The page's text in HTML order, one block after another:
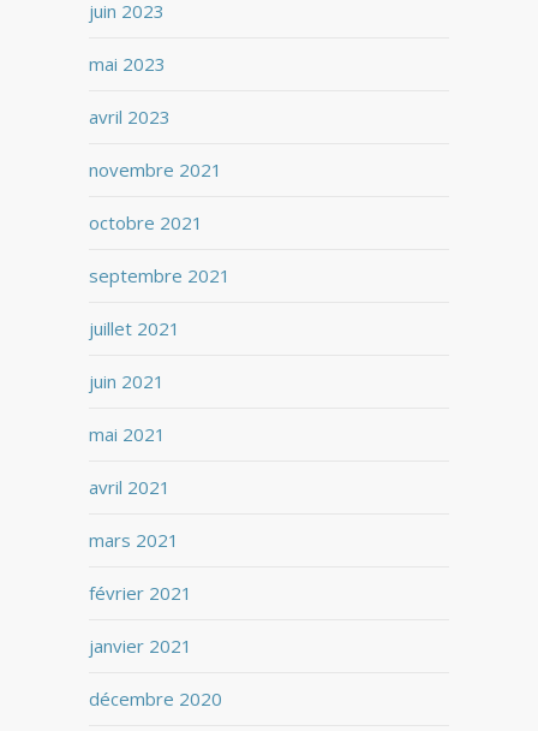
juin 2023
mai 2023
avril 2023
novembre 2021
octobre 2021
septembre 2021
juillet 2021
juin 2021
mai 2021
avril 2021
mars 2021
février 2021
janvier 2021
décembre 2020